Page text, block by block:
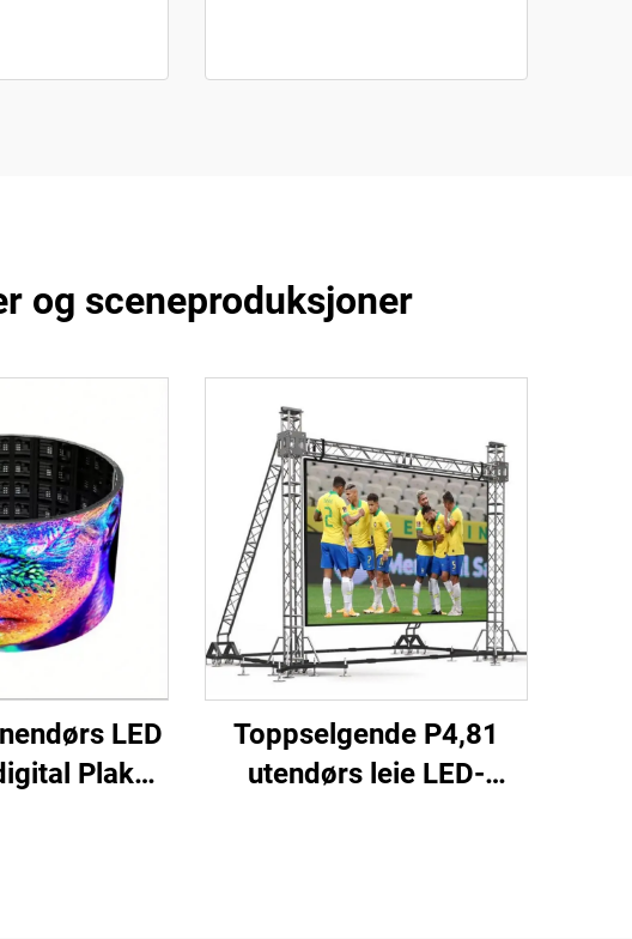
og sceneproduksjoner
LED
Plakat
Toppselgende P4,81
utendørs leie LED-